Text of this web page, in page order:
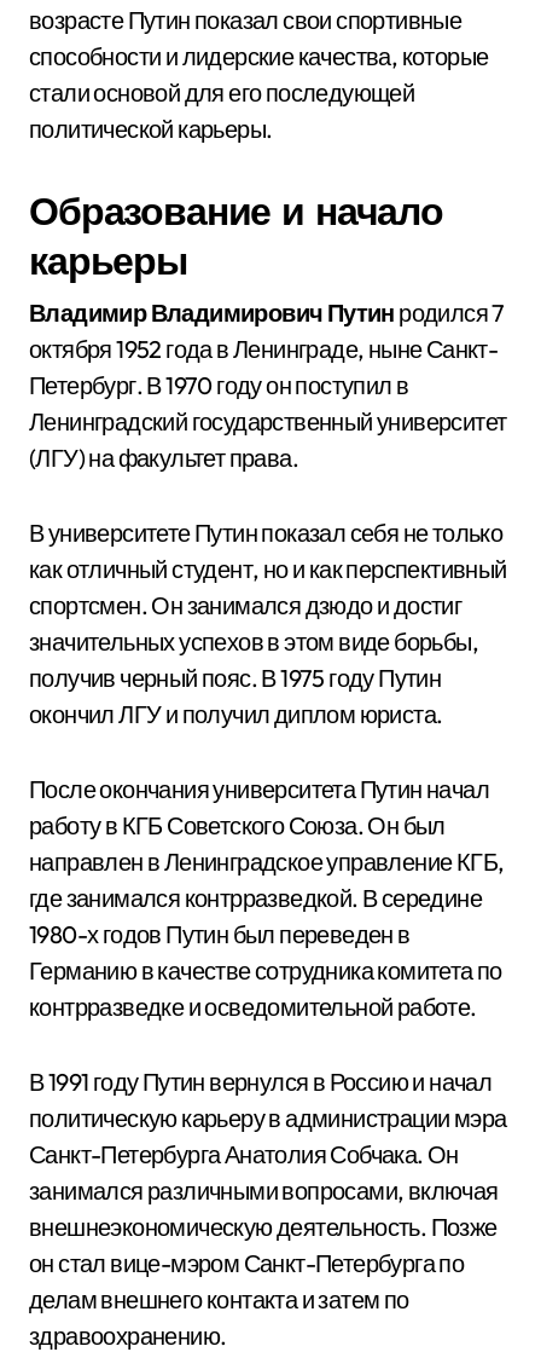
возрасте Путин показал свои спортивные
способности и лидерские качества, которые
стали основой для его последующей
политической карьеры.
Образование и начало
карьеры
Владимир Владимирович Путин родился 7
октября 1952 года в Ленинграде, ныне Санкт-
Петербург. В 1970 году он поступил в
Ленинградский государственный университет
(ЛГУ) на факультет права.
В университете Путин показал себя не только
как отличный студент, но и как перспективный
спортсмен. Он занимался дзюдо и достиг
значительных успехов в этом виде борьбы,
получив черный пояс. В 1975 году Путин
окончил ЛГУ и получил диплом юриста.
После окончания университета Путин начал
работу в КГБ Советского Союза. Он был
направлен в Ленинградское управление КГБ,
где занимался контрразведкой. В середине
1980-х годов Путин был переведен в
Германию в качестве сотрудника комитета по
контрразведке и осведомительной работе.
В 1991 году Путин вернулся в Россию и начал
политическую карьеру в администрации мэра
Санкт-Петербурга Анатолия Собчака. Он
занимался различными вопросами, включая
внешнеэкономическую деятельность. Позже
он стал вице-мэром Санкт-Петербурга по
делам внешнего контакта и затем по
здравоохранению.